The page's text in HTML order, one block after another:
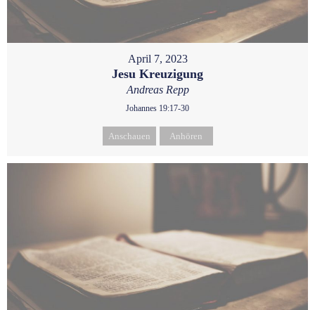
April 7, 2023
Jesu Kreuzigung
Andreas Repp
Johannes 19:17-30
Anschauen Anhören